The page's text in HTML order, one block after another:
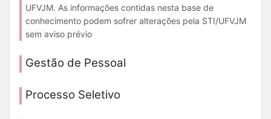
UFVJM. As informações contidas nesta base de
conhecimento podem sofrer alterações pela STI/UFVJM
sem aviso prévio
Gestão de Pessoal
Processo Seletivo